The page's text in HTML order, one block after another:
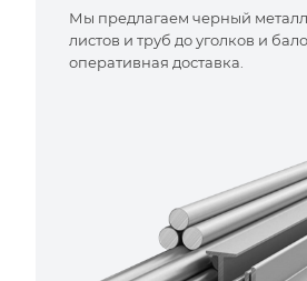
Мы предлагаем черный
листов и труб до уголков и
оперативная доставка.